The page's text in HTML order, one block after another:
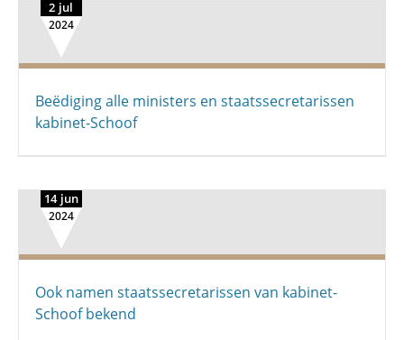
2 jul
2024
Beëdiging alle ministers en staatssecretarissen
kabinet-Schoof
14 jun
2024
Ook namen staatssecretarissen van kabinet-
Schoof bekend